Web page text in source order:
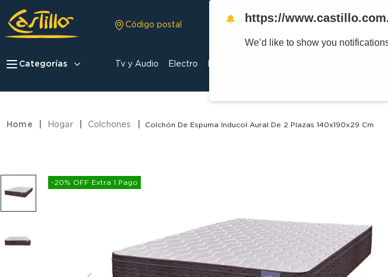
Código postal
Buscar
Categorías Tv y Audio Electro
Hogar Colchones Colchón De Espuma Inducol Aural De 2 Plazas 140x190x29 Cm
-20% OFF Extra 1 Pago
8.
aire acondicionado
9 .
bicicleta
10
sommier
🔔 https://
We’d like to show you